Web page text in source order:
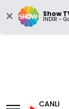
Show
İNDİR -
CANLI